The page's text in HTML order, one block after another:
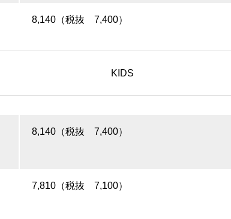
8,140（税抜 7,400）
KIDS
8,140（税抜 7,400）
7,810（税抜 7,100）